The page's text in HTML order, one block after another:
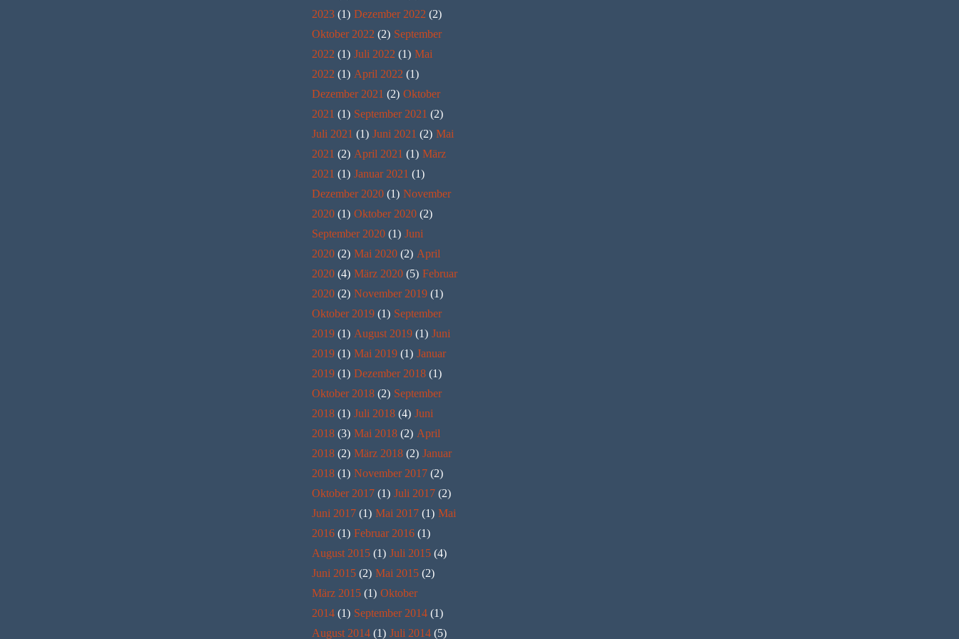
2023 (1) Dezember 2022 (2)
Oktober 2022 (2) September
2022 (1) Juli 2022 (1) Mai
2022 (1) April 2022 (1)
Dezember 2021 (2) Oktober
2021 (1) September 2021 (2)
Juli 2021 (1) Juni 2021 (2) Mai
2021 (2) April 2021 (1) März
2021 (1) Januar 2021 (1)
Dezember 2020 (1) November
2020 (1) Oktober 2020 (2)
September 2020 (1) Juni
2020 (2) Mai 2020 (2) April
2020 (4) März 2020 (5) Februar
2020 (2) November 2019 (1)
Oktober 2019 (1) September
2019 (1) August 2019 (1) Juni
2019 (1) Mai 2019 (1) Januar
2019 (1) Dezember 2018 (1)
Oktober 2018 (2) September
2018 (1) Juli 2018 (4) Juni
2018 (3) Mai 2018 (2) April
2018 (2) März 2018 (2) Januar
2018 (1) November 2017 (2)
Oktober 2017 (1) Juli 2017 (2)
Juni 2017 (1) Mai 2017 (1) Mai
2016 (1) Februar 2016 (1)
August 2015 (1) Juli 2015 (4)
Juni 2015 (2) Mai 2015 (2)
März 2015 (1) Oktober
2014 (1) September 2014 (1)
August 2014 (1) Juli 2014 (5)